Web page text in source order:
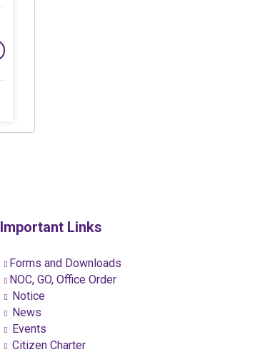
Important Links
Forms and Downloads
NOC, GO, Office Order
Notice
News
Events
Citizen Charter